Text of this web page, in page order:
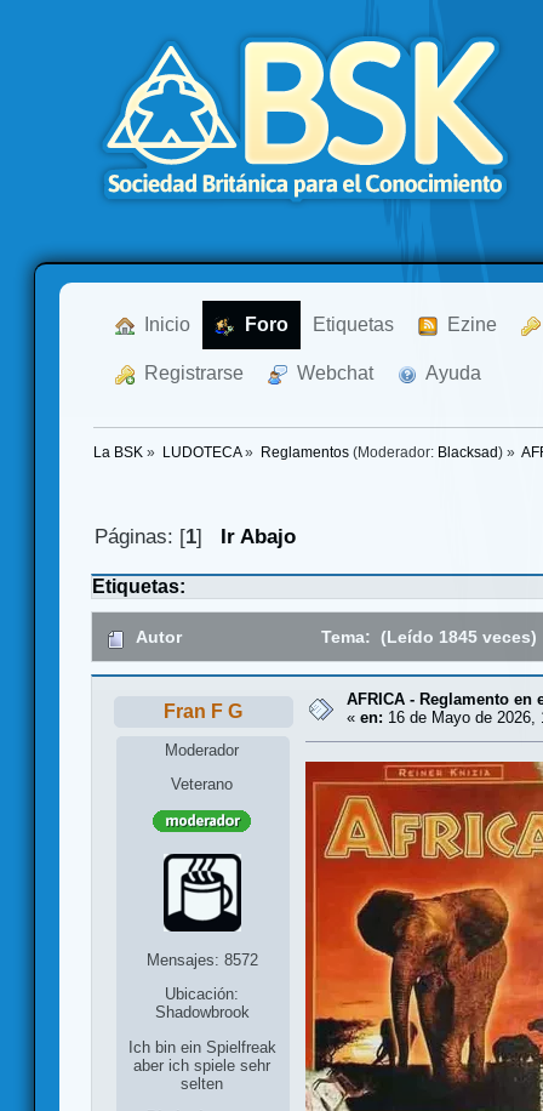
Inicio Foro Etiquetas Ezine
Registrarse Webchat Ayuda
La BSK » LUDOTECA» Reglamentos(Moderador: Blacksad ) »
Páginas: [1] Ir Abajo
Etiquetas:
Autor Tema: (Leído 1845 veces)
Fran F G
Moderador
Veterano
Mensajes: 8572
Ubicación:
Shadowbrook
Ich bin ein Spielfreak
aber ich spiele sehr
selten
AFRICA - Reglamento en
« en: 16 de Mayo de 2026,